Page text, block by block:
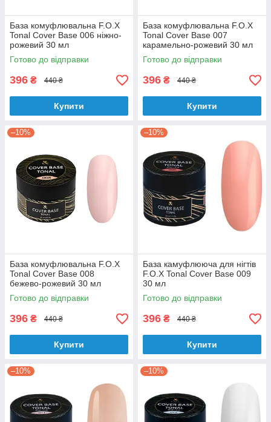
База комуфлювальна F.O.X
Tonal Cover Base 006 ніжно-
рожевий 30 мл
Готово до відправки
396 ₴ 440 ₴
Купити
База комуфлювальна F.O.X
Tonal Cover Base 007
карамельно-рожевий 30 мл
Готово до відправки
396 ₴ 440 ₴
Купити
–10%
База комуфлювальна F.O.X
Tonal Cover Base 008
бежево-рожевий 30 мл
Готово до відправки
396 ₴ 440 ₴
Купити
–10%
База камуфлююча для нігтів
F.O.X Tonal Cover Base 009
30 мл
Готово до відправки
396 ₴ 440 ₴
Купити
–10% –10%